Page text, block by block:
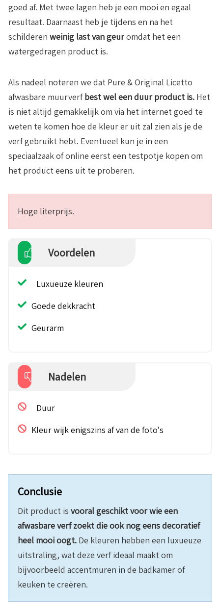
goed af. Met twee lagen heb je een mooi en egaal
resultaat. Daarnaast heb je tijdens en na het
schilderen weinig last van geuromdat het een
watergedragen product is.
Als nadeel noteren we dat Pure & Original Licetto
afwasbare muurverfbest wel een duur product is. Het
is niet altijd gemakkelijk om via het internet goed te
weten te komen hoe de kleur er uit zal zien als je de
verf gebruikt hebt. Eventueel kun je in een
speciaalzaak of online eerst een testpotje kopen om
het product eens uit te proberen.
Hoge literprijs.
Voordelen
Luxueuze kleuren
Goede dekkracht
Geurarm
Nadelen
Duur
Kleur wijk enigszins af van de foto's
Conclusie
Dit product is vooral geschikt voor wie een
afwasbare verf zoekt die ook nog eens decoratief
heel mooi oogt. De kleuren hebben een luxueuze
uitstraling, wat deze verf ideaal maakt om
bijvoorbeeld accentmuren in de badkamer of
keuken te creëren.